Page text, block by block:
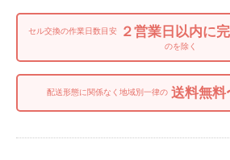
セル交換の作業日数目安 ２営業日以内に
のを除く
配送形態に関係なく地域別一律の送料無料